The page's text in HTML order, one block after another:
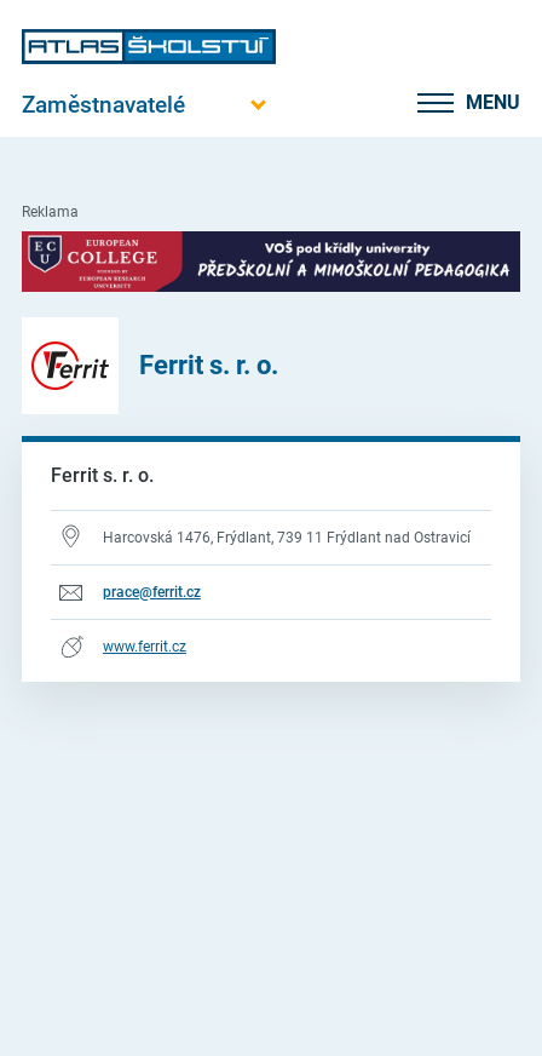
Zaměstnavatelé MENU
Reklama
Ferrit s. r. o.
Ferrit s. r. o.
Harcovská 1476, Frýdlant, 739 11 Frýdlant nad Ostravicí
prace@ferrit.cz
www.ferrit.cz